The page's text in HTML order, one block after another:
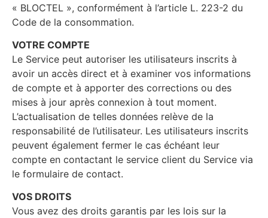
« BLOCTEL », conformément à l’article L. 223-2 du
Code de la consommation.
VOTRE COMPTE
Le Service peut autoriser les utilisateurs inscrits à
avoir un accès direct et à examiner vos informations
de compte et à apporter des corrections ou des
mises à jour après connexion à tout moment.
L’actualisation de telles données relève de la
responsabilité de l’utilisateur. Les utilisateurs inscrits
peuvent également fermer le cas échéant leur
compte en contactant le service client du Service via
le formulaire de contact.
VOS DROITS
Vous avez des droits garantis par les lois sur la